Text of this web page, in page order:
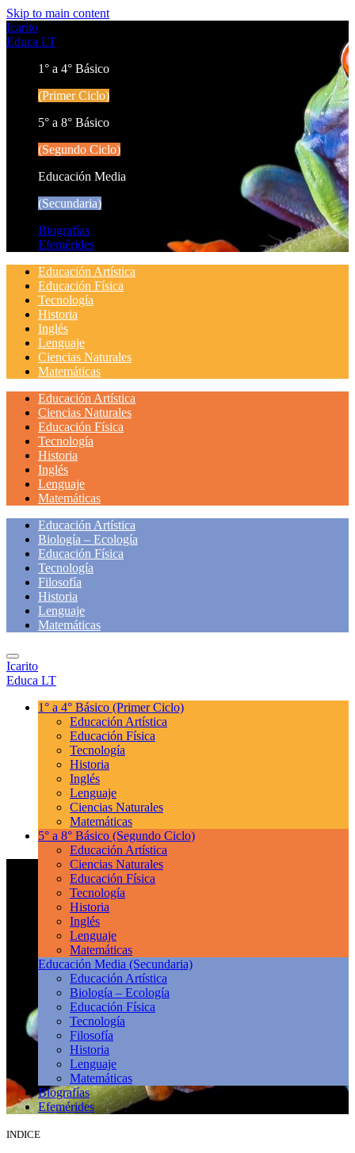
Skip to main content
Icarito
Educa LT
1° a 4° Básico
(Primer Ciclo)
5° a 8° Básico
(Segundo Ciclo)
Educación Media
(Secundaria)
Biografías
Efemérides
Educación Artística
Educación Física
Tecnología
Historia
Inglés
Lenguaje
Ciencias Naturales
Matemáticas
Educación Artística
Ciencias Naturales
Educación Física
Tecnología
Historia
Inglés
Lenguaje
Matemáticas
Educación Artística
Biología – Ecología
Educación Física
Tecnología
Filosofía
Historia
Lenguaje
Matemáticas
Icarito
Educa LT
1° a 4° Básico (Primer Ciclo)
Educación Artística
Educación Física
Tecnología
Historia
Inglés
Lenguaje
Ciencias Naturales
Matemáticas
5° a 8° Básico (Segundo Ciclo)
Educación Artística
Ciencias Naturales
Educación Física
Tecnología
Historia
Inglés
Lenguaje
Matemáticas
Educación Media (Secundaria)
Educación Artística
Biología – Ecología
Educación Física
Tecnología
Filosofía
Historia
Lenguaje
Matemáticas
Biografías
Efemérides
INDICE